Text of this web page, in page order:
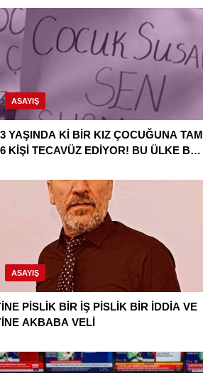
ASAYIŞ
YAŞINDA Kİ BİR KIZ ÇOCUĞUNA TAM
KİŞİ TECAVÜZ EDİYOR! BU ÜLKE BU
ASAYIŞ
PİSLİK BİR İŞ PİSLİK BİR İDDİA VE
AKBABA VELİ